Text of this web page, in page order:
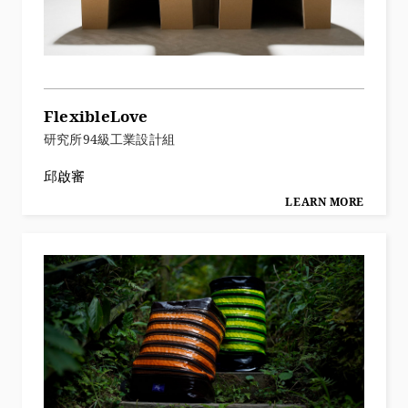
FlexibleLove
研究所94級工業設計組
邱啟審
LEARN MORE